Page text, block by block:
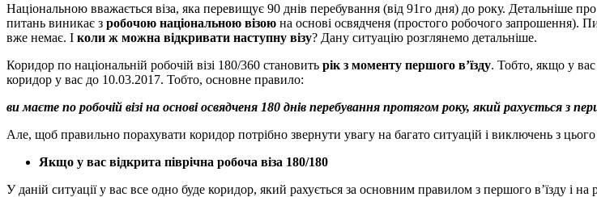
Національною вважається віза, яка перевищує 90 днів перебування (від 91го дня) до року. Детальніше
питань виникає з робочою національною візою на основі освядченя (простого робочого запрошення).
вже немає. І коли ж можна відкривати наступну візу? Дану ситуацію розглянемо детальніше.
Коридор по національній робочій візі 180/360 становить рік з моменту першого в’їзду. Тобто, якщо у
коридор у вас до 10.03.2017. Тобто, основне правило:
ви маєте по робочій візі на основі освядченя 180 днів перебування протягом року, який рахується з
Але, щоб правильно порахувати коридор потрібно звернути увагу на багато ситуацій і виключень з
Якщо у вас відкрита піврічна робоча віза 180/180
У даній ситуації у вас все одно буде коридор, який рахується за основним правилом з першого в’їзду і на